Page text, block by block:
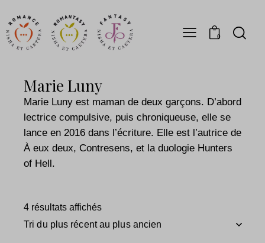
0
Marie Luny
Marie Luny est maman de deux garçons. D’abord
lectrice compulsive, puis chroniqueuse, elle se
lance en 2016 dans l’écriture. Elle est l’autrice de
À eux deux, Contresens, et la duologie Hunters
of Hell.
4 résultats affichés